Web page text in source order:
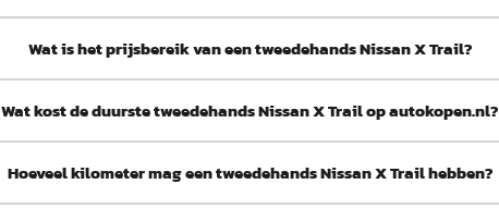
Wat is het prijsbereik van een tweedehands Nissan X Trail?
Wat kost de duurste tweedehands Nissan X Trail op autokopen.nl?
Hoeveel kilometer mag een tweedehands Nissan X Trail hebben?